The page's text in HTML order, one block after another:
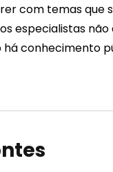
com temas que
especialistas
há conhecimento